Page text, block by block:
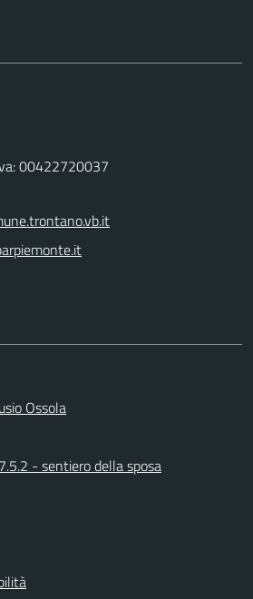
00422720037
Ossola
- sentiero della sposa